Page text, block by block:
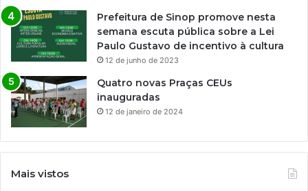
Prefeitura de Sinop promove nesta
semana escuta pública sobre a Lei
Paulo Gustavo de incentivo à cultura
12 de junho de 2023
Quatro novas Praças CEUs
inauguradas
12 de janeiro de 2024
Mais vistos